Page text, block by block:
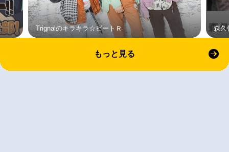
Trignalのキラキラ☆ビートＲ 森久
もっと見る